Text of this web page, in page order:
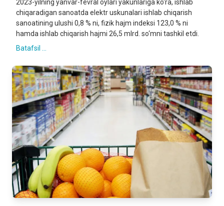
2023-yilning yanvar-fevral oylari yakunlariga ko‘ra, ishlab
chiqaradigan sanoatda elektr uskunalari ishlab chiqarish
sanoatining ulushi 0,8 % ni, fizik hajm indeksi 123,0 % ni
hamda ishlab chiqarish hajmi 26,5 mlrd. so‘mni tashkil etdi.
Batafsil ...